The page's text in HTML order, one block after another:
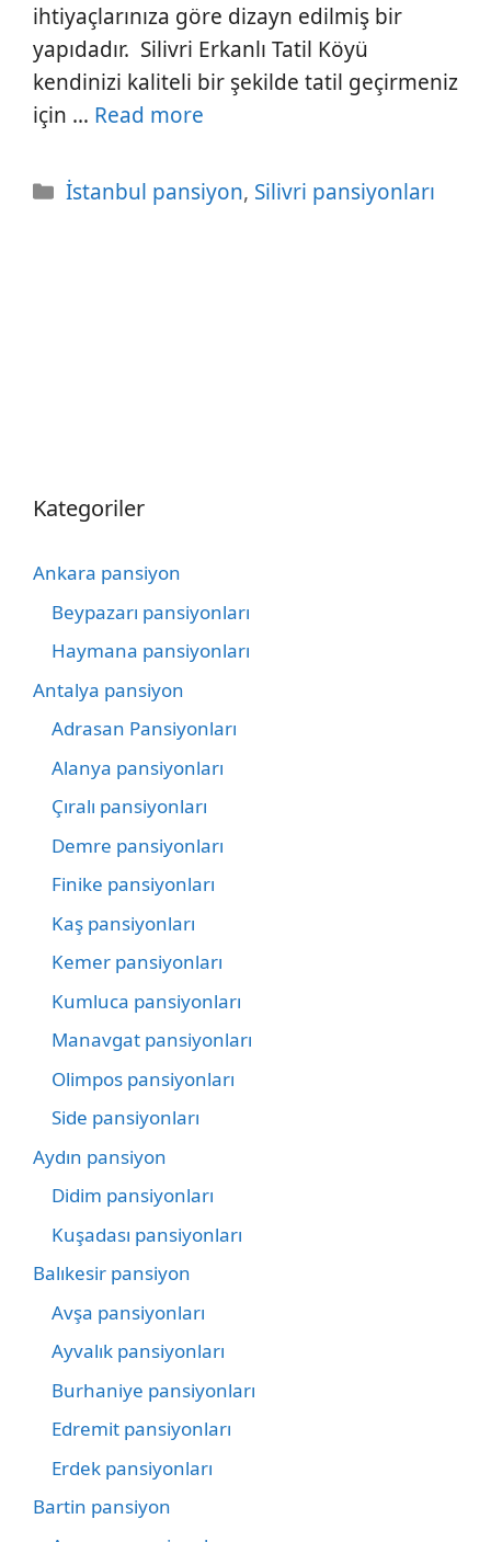
ihtiyaçlarınıza göre dizayn edilmiş bir
yapıdadır. Silivri Erkanlı Tatil Köyü
kendinizi kaliteli bir şekilde tatil geçirmeniz
için … Read more
Kategoriler
İstanbul pansiyon, Silivri pansiyonları
Kategoriler
Ankara pansiyon
Beypazarı pansiyonları
Haymana pansiyonları
Antalya pansiyon
Adrasan Pansiyonları
Alanya pansiyonları
Çıralı pansiyonları
Demre pansiyonları
Finike pansiyonları
Kaş pansiyonları
Kemer pansiyonları
Kumluca pansiyonları
Manavgat pansiyonları
Olimpos pansiyonları
Side pansiyonları
Aydın pansiyon
Didim pansiyonları
Kuşadası pansiyonları
Balıkesir pansiyon
Avşa pansiyonları
Ayvalık pansiyonları
Burhaniye pansiyonları
Edremit pansiyonları
Erdek pansiyonları
Bartin pansiyon